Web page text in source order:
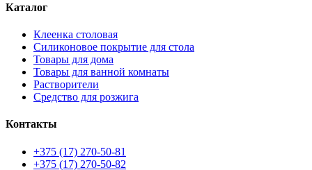
Каталог
Клеенка столовая
Силиконовое покрытие для стола
Товары для дома
Товары для ванной комнаты
Растворители
Средство для розжига
Контакты
+375 (17) 270-50-81
+375 (17) 270-50-82